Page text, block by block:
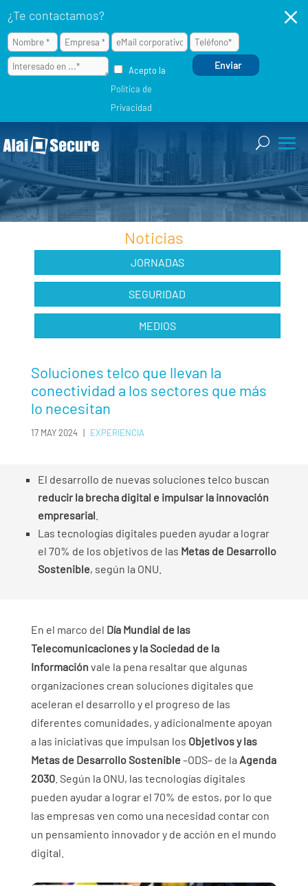
¿Te contactamos?
Acepto la
Política de
Privacidad
M
Noticias
JORNADAS
SEGURIDAD
MEDIOS
Soluciones telco que llevan la
conectividad a los sectores que más
lo necesitan
17 MAY 2024 | EXPERIENCIA
El desarrollo de nuevas soluciones telco buscan
reducir la brecha digital e impulsar la innovación
empresarial
Las tecnologías digitales pueden ayudar a lograr
el 70% de los objetivos de las Metas de Desarrollo
Sostenible, según la ONU.
En el marco del Día Mundial de las
Telecomunicaciones y la Sociedad de la
Información vale la pena resaltar que algunas
organizaciones crean soluciones digitales que
aceleran el desarrollo y el progreso de las
diferentes comunidades, y adicionalmente apoyan
a las iniciativas que impulsan los Objetivos y las
Metas de Desarrollo Sostenible–ODS– de la Agenda
2030. Según la ONU, las tecnologías digitales
pueden ayudar a lograr el 70% de estos, por lo que
las empresas ven como una necesidad contar con
un pensamiento innovador y de acción en el mundo
digital.